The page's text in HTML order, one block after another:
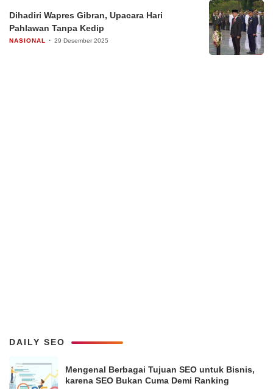
Dihadiri Wapres Gibran, Upacara Hari
Pahlawan Tanpa Kedip
NASIONAL 29 Desember 2025
DAILY SEO
Mengenal Berbagai Tujuan SEO untuk Bisnis,
karena SEO Bukan Cuma Demi Ranking